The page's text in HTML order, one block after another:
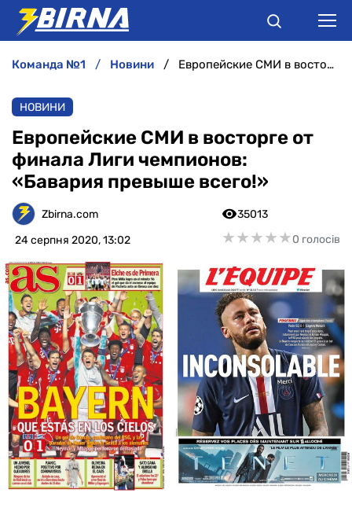
АНАЛІТИКА
ІНТЕРВ'Ю
РІЗНЕ
БУКМЕКЕРИ
команда №1 новини Европейские СМИ в восторге от финала Лиги чемпионов: «Бавария превыше всего!»
НОВИНИ
Европейские СМИ в восторге от
финала Лиги чемпионов:
«Бавария превыше всего!»
Zbirna.com
24 серпня 2020, 13:02
35013
★★★★★
★★★★★0 голосів